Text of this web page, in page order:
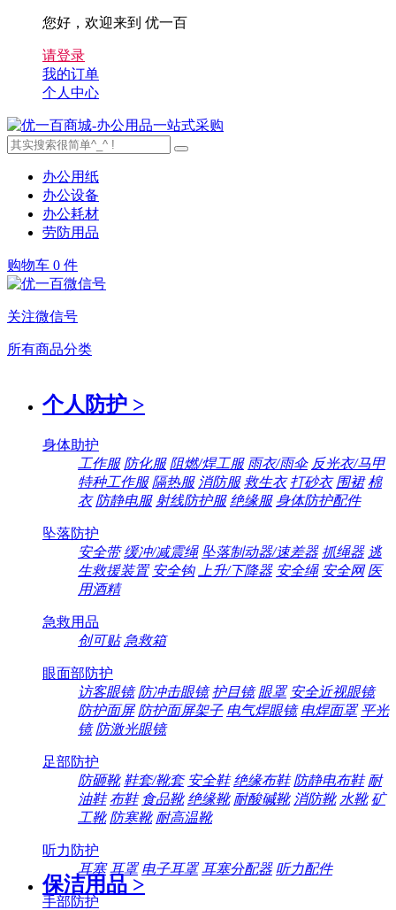
您好，欢迎来到 优一百
请登录
我的订单
个人中心
办公用纸
办公设备
办公耗材
劳防用品
购物车 0 件
关注微信号
所有商品分类
个人防护 >
身体助护
工作服 防化服 阻燃/焊工服 雨衣/雨伞 反光衣/马甲
特种工作服 隔热服 消防服 救生衣 打砂衣 围裙 棉
衣 防静电服 射线防护服 绝缘服 身体防护配件
坠落防护
安全带 缓冲/减震绳 坠落制动器/速差器 抓绳器 逃
生救援装置 安全钩 上升/下降器 安全绳 安全网 医
用酒精
急救用品
创可贴 急救箱
眼面部防护
访客眼镜 防冲击眼镜 护目镜 眼罩 安全近视眼镜
防护面屏 防护面屏架子 电气焊眼镜 电焊面罩 平光
镜 防激光眼镜
足部防护
防砸靴 鞋套/靴套 安全鞋 绝缘布鞋 防静电布鞋 耐
油鞋 布鞋 食品靴 绝缘靴 耐酸碱靴 消防靴 水靴 矿
工靴 防寒靴 耐高温靴
听力防护
耳塞 耳罩 电子耳罩 耳塞分配器 听力配件
手部防护
保洁用品 >